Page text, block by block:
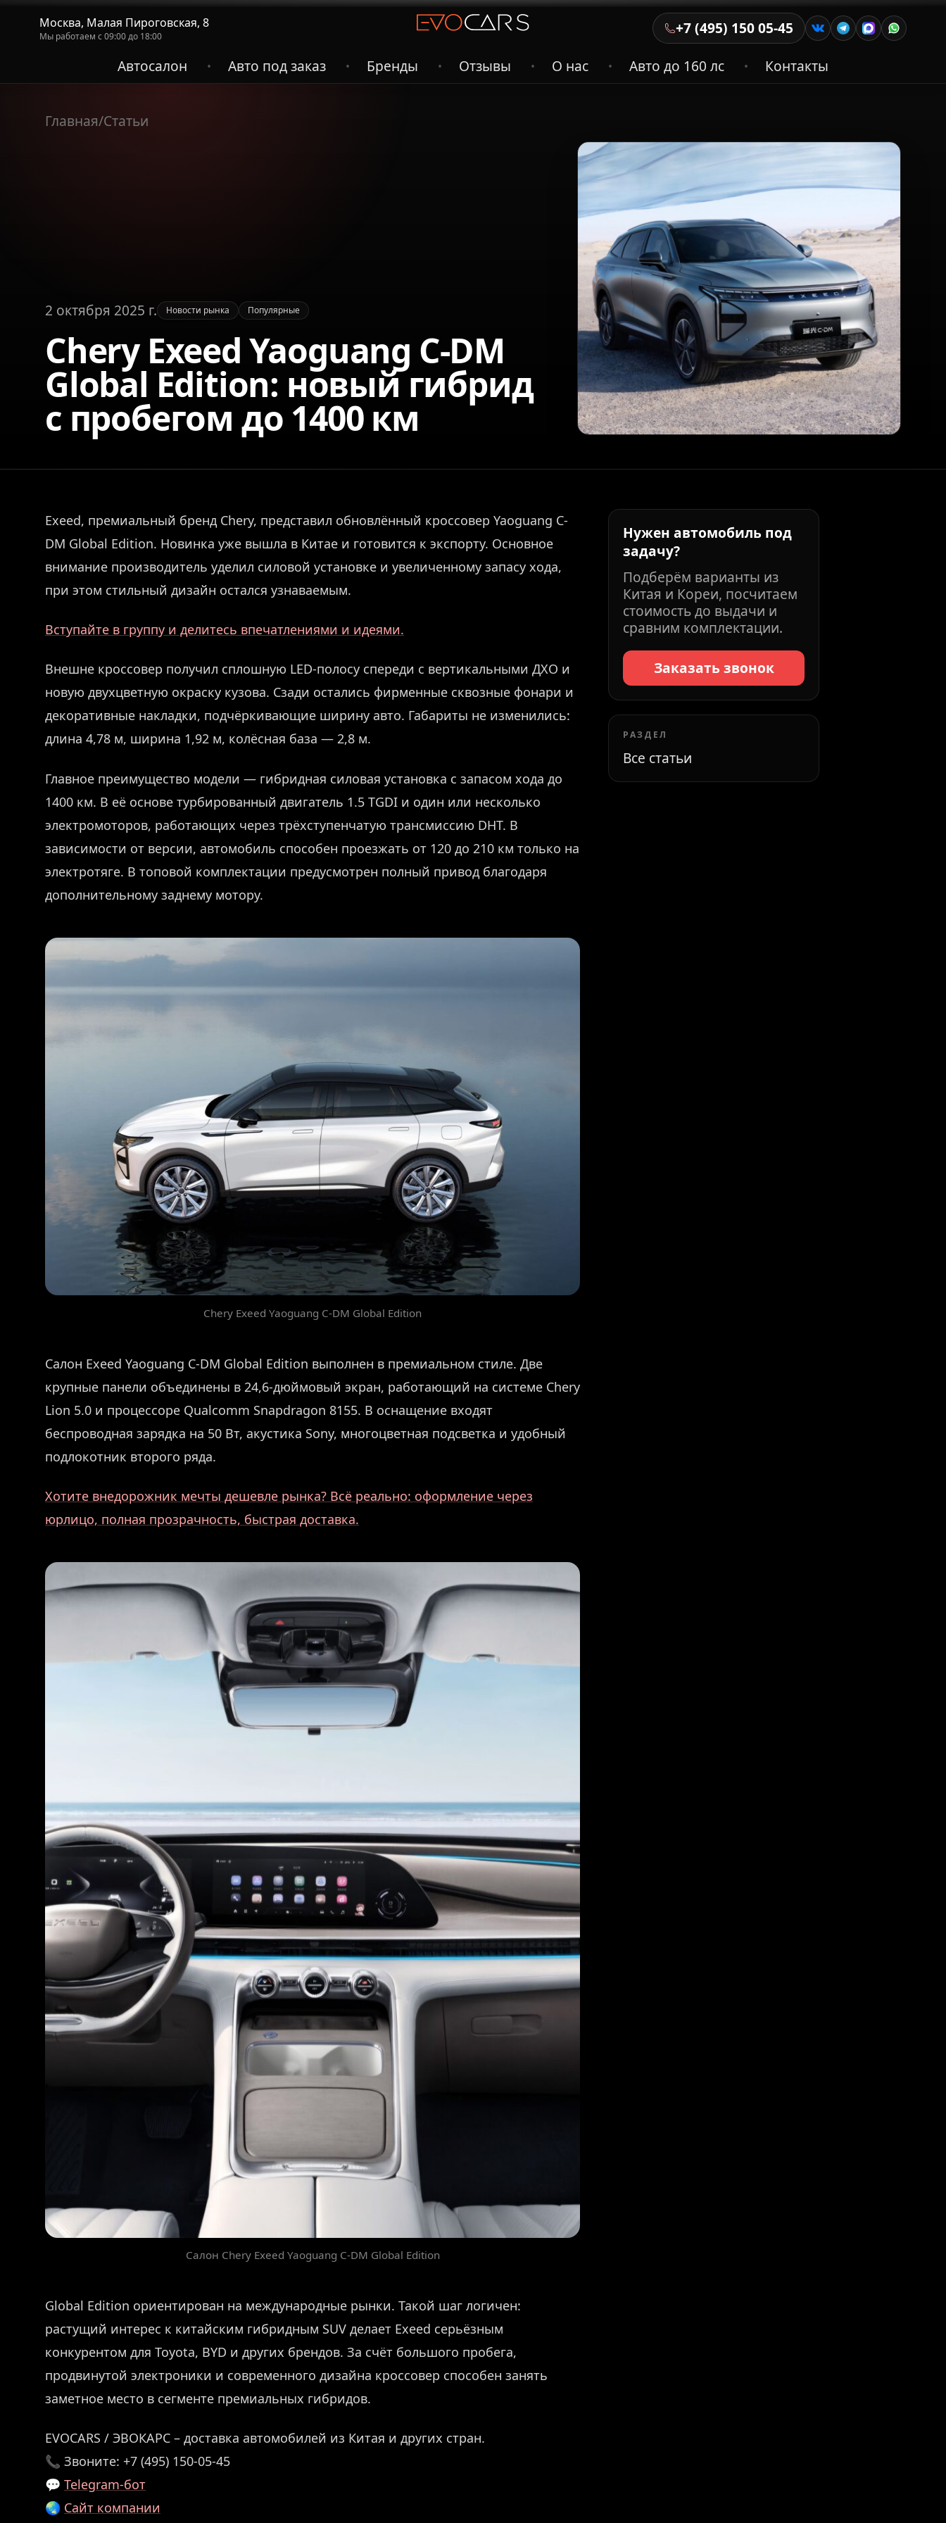
Москва, Малая Пироговская, 8
Мы работаем с 09:00 до 18:00
+7 (495) 150 05-45
Автосалон
• Авто под заказ • Бренды • Отзывы • О нас • Авто до 160 лс • Контакты
Главная/Статьи
2 октября 2025 г. Новости рынка Популярные
Chery Exeed Yaoguang C-DM
Global Edition: новый гибрид
с пробегом до 1400 км
Exeed, премиальный бренд Chery, представил обновлённый кроссовер Yaoguang C-
DM Global Edition. Новинка уже вышла в Китае и готовится к экспорту. Основное
внимание производитель уделил силовой установке и увеличенному запасу хода,
при этом стильный дизайн остался узнаваемым.
Вступайте в группу и делитесь впечатлениями и идеями.
Внешне кроссовер получил сплошную LED-полосу спереди с вертикальными ДХО и
новую двухцветную окраску кузова. Сзади остались фирменные сквозные фонари и
декоративные накладки, подчёркивающие ширину авто. Габариты не изменились:
длина 4,78 м, ширина 1,92 м, колёсная база — 2,8 м.
Главное преимущество модели — гибридная силовая установка с запасом хода до
1400 км. В её основе турбированный двигатель 1.5 TGDI и один или несколько
электромоторов, работающих через трёхступенчатую трансмиссию DHT. В
зависимости от версии, автомобиль способен проезжать от 120 до 210 км только на
электротяге. В топовой комплектации предусмотрен полный привод благодаря
дополнительному заднему мотору.
Chery Exeed Yaoguang C-DM Global Edition
Салон Exeed Yaoguang C-DM Global Edition выполнен в премиальном стиле. Две
крупные панели объединены в 24,6-дюймовый экран, работающий на системе Chery
Lion 5.0 и процессоре Qualcomm Snapdragon 8155. В оснащение входят
беспроводная зарядка на 50 Вт, акустика Sony, многоцветная подсветка и удобный
подлокотник второго ряда.
Хотите внедорожник мечты дешевле рынка? Всё реально: оформление через
юрлицо, полная прозрачность, быстрая доставка.
Салон Chery Exeed Yaoguang C-DM Global Edition
Global Edition ориентирован на международные рынки. Такой шаг логичен:
растущий интерес к китайским гибридным SUV делает Exeed серьёзным
конкурентом для Toyota, BYD и других брендов. За счёт большого пробега,
продвинутой электроники и современного дизайна кроссовер способен занять
заметное место в сегменте премиальных гибридов.
EVOCARS / ЭВОКАРС – доставка автомобилей из Китая и других стран.
📞 Звоните: +7 (495) 150-05-45
💬 Telegram-бот
🌏 Сайт компании
Нужен автомобиль под
задачу?
Подберём варианты из
Китая и Кореи, посчитаем
стоимость до выдачи и
сравним комплектации.
Заказать звонок
РАЗДЕЛ
Все статьи